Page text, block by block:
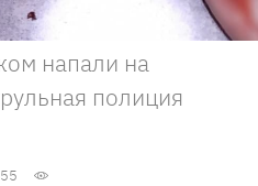
напали на
полиция